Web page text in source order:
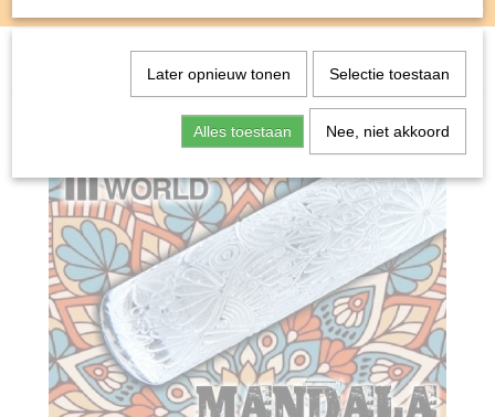
(0)
Miniature Gaming>Mandala Rolling pin
Later opnieuw tonen Selectie toestaan
Alles toestaan Nee, niet akkoord